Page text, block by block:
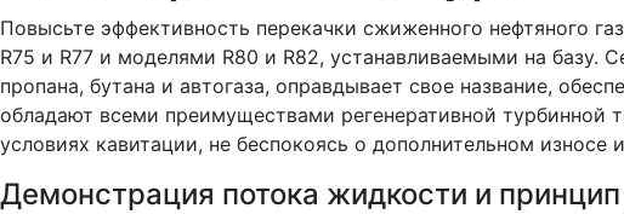
Повысьте эффективность перекачки сжиженного нефтяного
R75 и R77 и моделями R80 и R82, устанавливаемыми на базу.
пропана, бутана и автогаза, оправдывает свое название,
обладают всеми преимуществами регенеративной турбинной
условиях кавитации, не беспокоясь о дополнительном износе
Демонстрация потока жидкости и